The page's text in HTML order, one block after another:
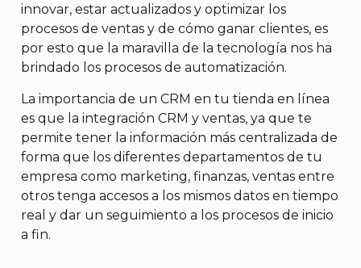
innovar, estar actualizados y optimizar los
procesos de ventas y de cómo ganar clientes, es
por esto que la maravilla de la tecnología nos ha
brindado los procesos de automatización.
La importancia de un CRM en tu tienda en línea
es que la integración CRM y ventas, ya que te
permite tener la información más centralizada de
forma que los diferentes departamentos de tu
empresa como marketing, finanzas, ventas entre
otros tenga accesos a los mismos datos en tiempo
real y dar un seguimiento a los procesos de inicio
a fin.